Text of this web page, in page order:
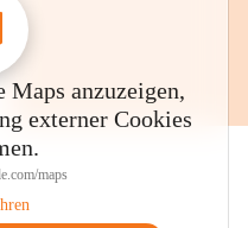
anzuzeigen,
externer Cookies
maps